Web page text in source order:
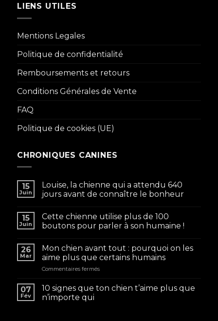
LIENS UTILES
Mentions Legales
Politique de confidentialité
Remboursements et retours
Conditions Générales de Vente
FAQ
Politique de cookies (UE)
CHRONIQUES CANINES
15
Juin
Louise, la chienne qui a attendu 640
jours avant de connaître le bonheur
15
Juin
Cette chienne utilise plus de 100
boutons pour parler à son humaine !
26
Mar
Mon chien avant tout : pourquoi on les
aime plus que certains humains
Commentaires ferméssur
chien
07
Fév
10 signes que ton chien t’aime plus que
n’importe qui